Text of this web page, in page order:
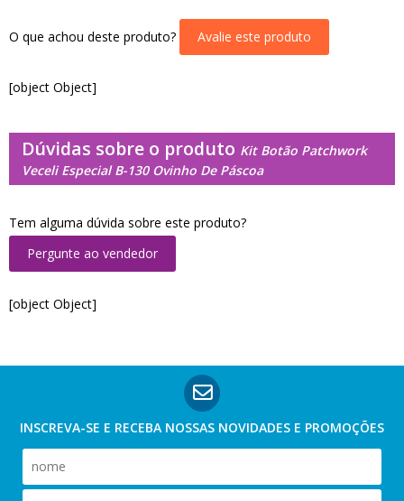
O que achou deste produto? Avalie este produto
[object Object]
Dúvidas sobre o produto Kit Botão Patchwork
Veceli Especial B-130 Ovinho De Páscoa
Tem alguma dúvida sobre este produto?
Pergunte ao vendedor
[object Object]
INSCREVA-SE E RECEBA NOSSAS NOVIDADES E PROMOÇÕES